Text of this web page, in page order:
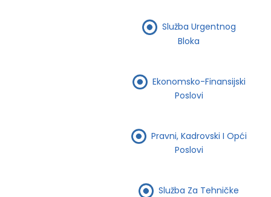
Služba Urgentnog
Bloka
Ekonomsko-Finansijski
Poslovi
Pravni, Kadrovski I Opći
Poslovi
Služba Za Tehničke